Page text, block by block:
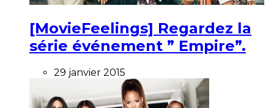
[MovieFeelings] Regardez la
série événement ” Empire”.
29 janvier 2015